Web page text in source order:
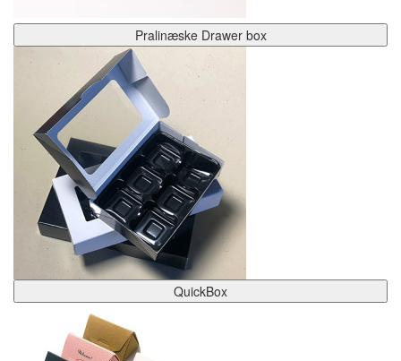
Pralinæske Drawer box
QuickBox